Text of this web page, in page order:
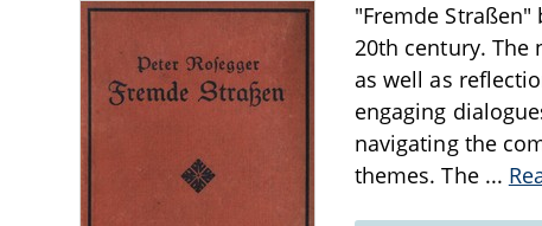
"Fremde
20th century. The
as well as
engaging
navigating the
themes. The ...